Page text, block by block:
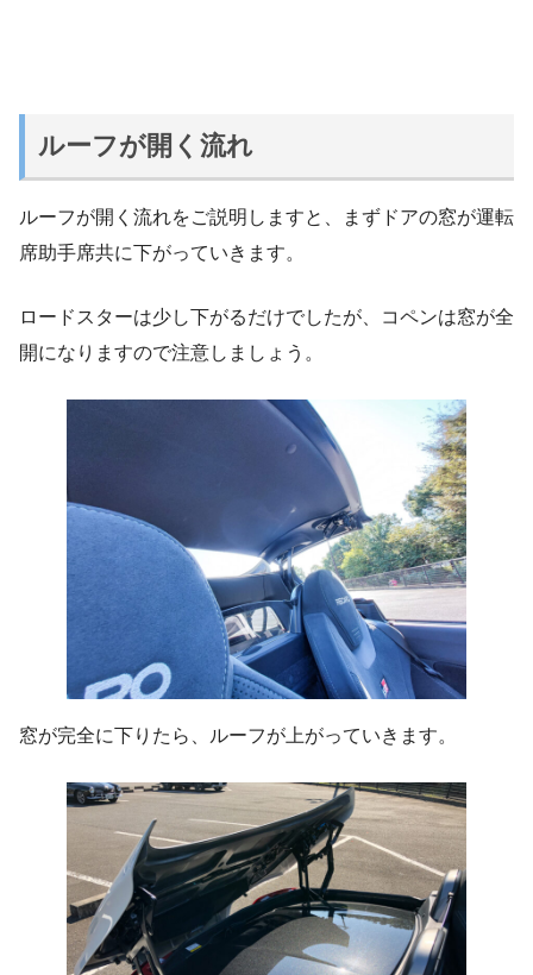
ルーフが開く流れ
ルーフが開く流れをご説明しますと、まずドアの窓が運転
席助手席共に下がっていきます。
ロードスターは少し下がるだけでしたが、コペンは窓が全
開になりますので注意しましょう。
窓が完全に下りたら、ルーフが上がっていきます。